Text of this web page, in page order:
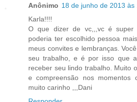
Anônimo 18 de junho de 2013 às
Karla!!!!
O que dizer de vc,,,vc é super
poderia ter escolhido pessoa
meus convites e lembranças.
seu trabalho, e é por isso que
receber seu lindo trabalho. Muito
e compreensão nos momentos
muito carinho ,,,Dani